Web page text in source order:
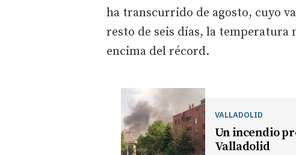
ha transcurrido de agosto, cuyo
resto de seis días, la temperatura
encima del récord.
VALLADOLID
Un incendio
Valladolid